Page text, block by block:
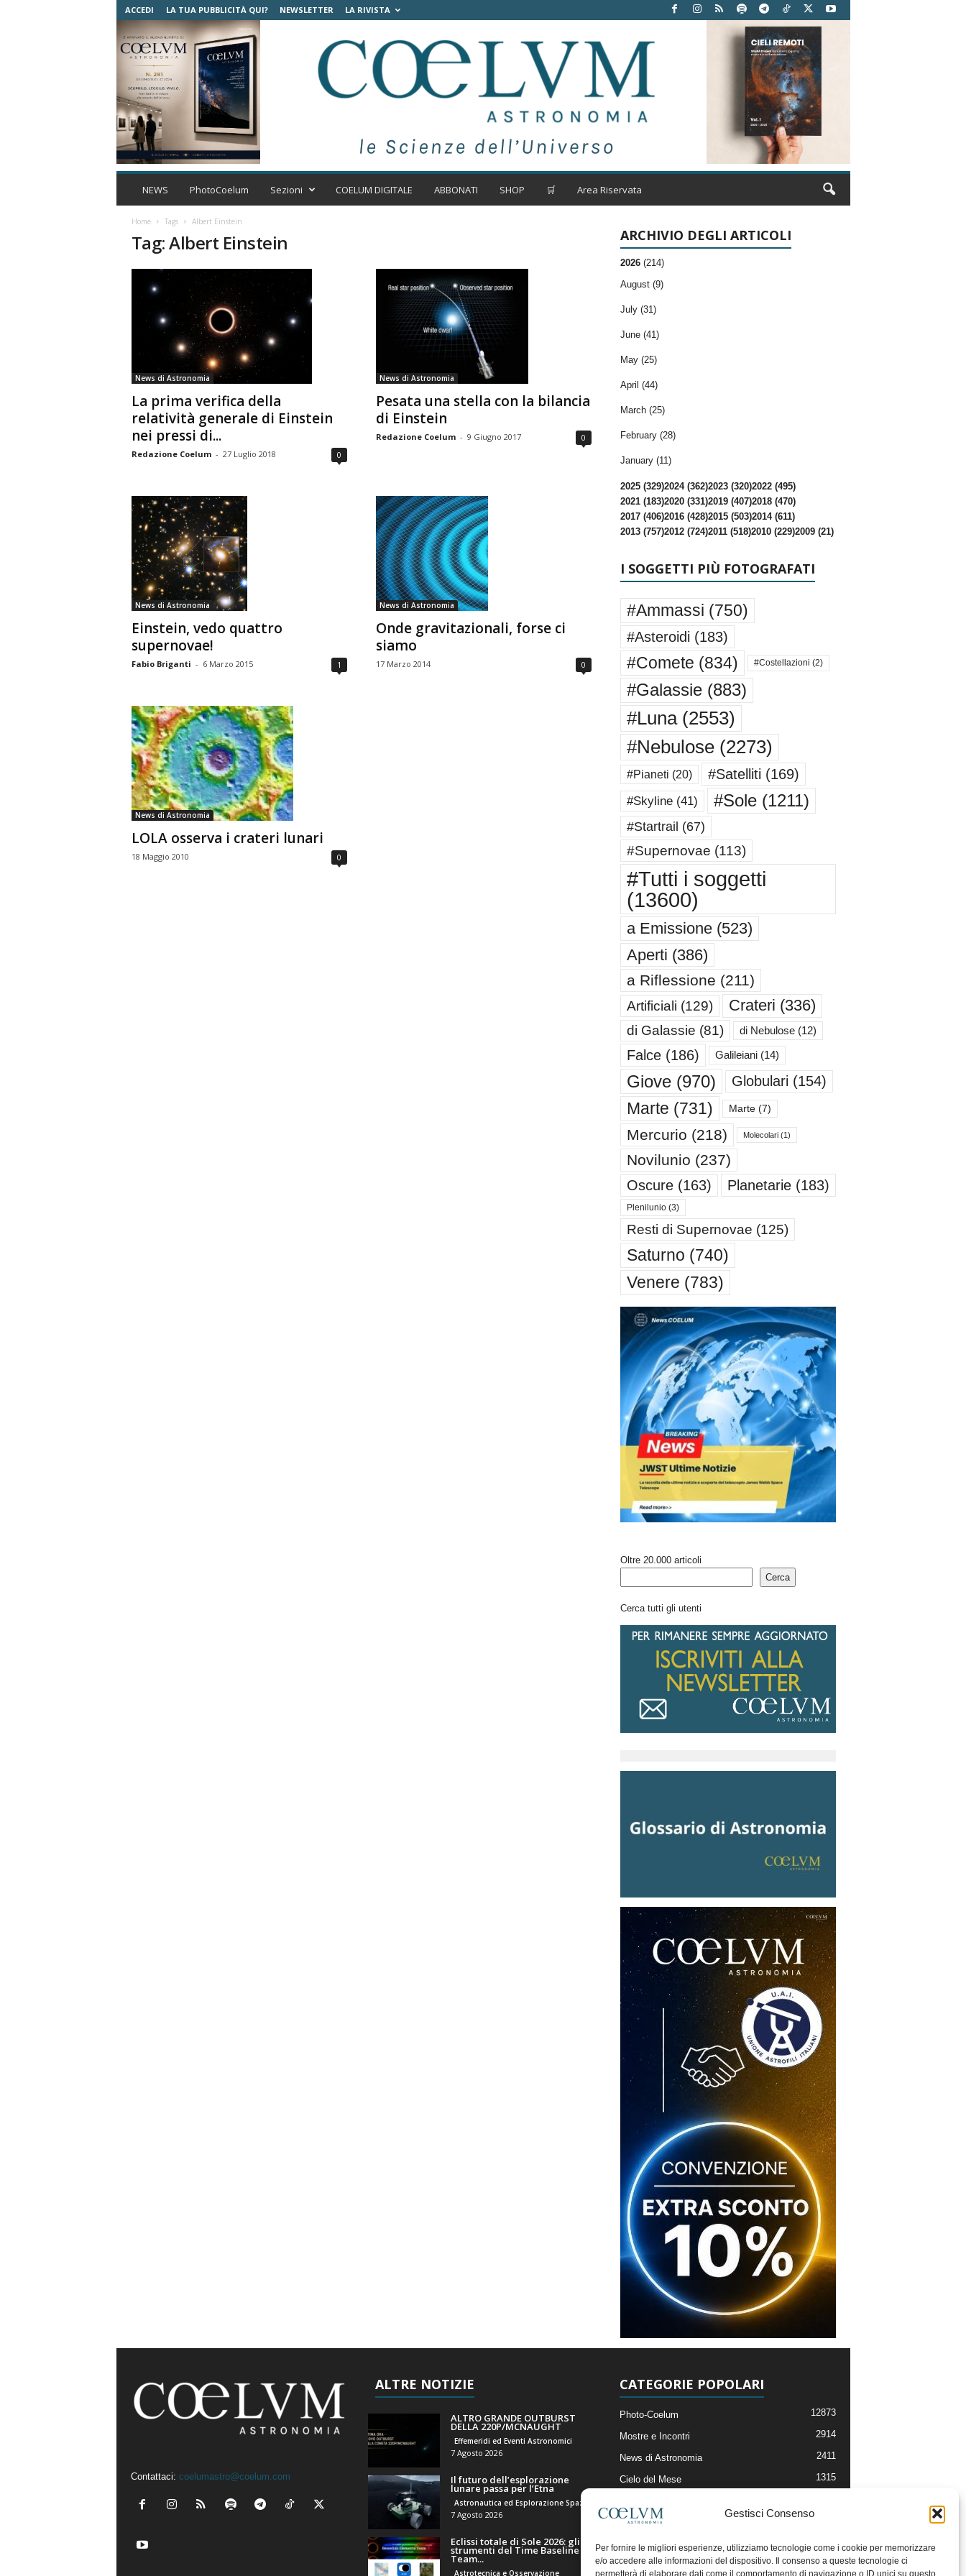
Gestisci Consenso
Per fornire le migliori esperienze, utilizziamo tecnologie come i cookie per memorizzare
e/o accedere alle informazioni del dispositivo. Il consenso a queste tecnologie ci
permetterà di elaborare dati come il comportamento di navigazione o ID unici su questo
ACCEDI LA TUA PUBBLICITÀ QUI? NEWSLETTER LA RIVISTA
C
m
n
i
a
NEWS PhotoCoelum Sezioni COELUM DIGITALE ABBONATI SHOP 🛒 Area Riservata
Home Tags Albert Einstein
Tag: Albert Einstein
News di Astronomia
La prima verifica della
relatività generale di Einstein
nei pressi di...
Redazione Coelum - 27 Luglio 2018 0
News di Astronomia
Pesata una stella con la bilancia
di Einstein
Redazione Coelum - 9 Giugno 2017 0
News di Astronomia
Einstein, vedo quattro
supernovae!
Fabio Briganti - 6 Marzo 2015 1
News di Astronomia
Onde gravitazionali, forse ci
siamo
17 Marzo 2014 0
News di Astronomia
LOLA osserva i crateri lunari
18 Maggio 2010 0
ARCHIVIO DEGLI ARTICOLI
2026 (214)
August (9)
July (31)
June (41)
May (25)
April (44)
March (25)
February (28)
January (11)
2025 (329)2024 (362)2023 (320)2022 (495)
2021 (183)2020 (331)2019 (407)2018 (470)
2017 (406)2016 (428)2015 (503)2014 (611)
2013 (757)2012 (724)2011 (518)2010 (229)2009 (21)
I SOGGETTI PIÙ FOTOGRAFATI
#Ammassi (750)
#Asteroidi (183)
#Comete (834) #Costellazioni (2)
#Galassie(883)
#Luna(2553)
#Nebulose(2273)
#Pianeti (20) #Satelliti (169)
#Skyline(41) #Sole(1211)
#Startrail (67)
#Supernovae (113)
#Tutti i soggetti
(13600)
a Emissione(523)
Aperti (386)
a Riflessione (211)
Artificiali (129) Crateri (336)
di Galassie (81) di Nebulose(12)
Falce(186) Galileiani(14)
Giove(970) Globulari (154)
Marte (731) Marte(7)
Mercurio (218) Molecolari(1)
Novilunio (237)
Oscure(163) Planetarie(183)
Plenilunio(3)
Resti di Supernovae (125)
Saturno (740)
Venere (783)
Oltre 20.000 articoli
Cerca
Cerca tutti gli utenti
Contattaci: coelumastro@coelum.com
ALTRE NOTIZIE
ALTRO GRANDE OUTBURST
DELLA 220P/MCNAUGHT
Effemeridi ed Eventi Astronomici
7 Agosto 2026
Il futuro dell’esplorazione
lunare passa per l’Etna
7 Agosto 2026
Eclissi totale di Sole 2026: gli
strumenti del Time Baseline
Team...
Astrotecnica e Osservazione
CATEGORIE POPOLARI
Photo-Coelum 12873
Mostre e Incontri 2914
News di Astronomia 2411
Cielo del Mese 1315
Articoli e Risorse On-Line
Il Blog della Redazione